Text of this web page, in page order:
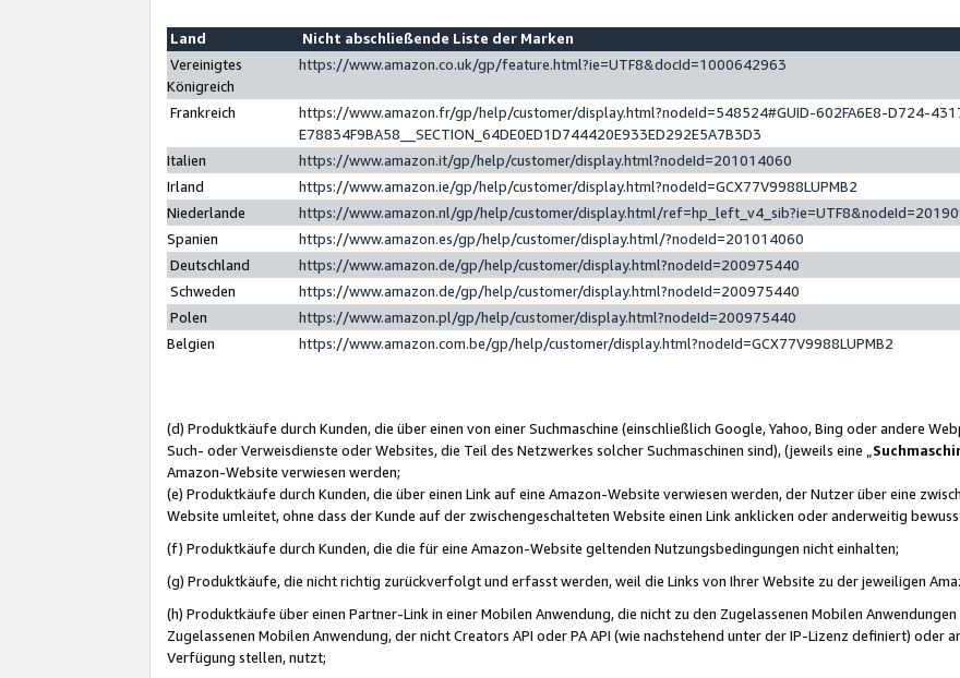
Land
Nicht abschließende Liste der Marken
Vereinigtes
Königreich
https://www.amazon.co.uk/gp/feature.html?ie=UTF8&docId=1000642963
Frankreich
https://www.amazon.fr/gp/help/customer/display.html?nodeId=548524#GUID-602FA6E8-D724-
E78834F9BA58__SECTION_64DE0ED1D744420E933ED292E5A7B3D3
Italien
https://www.amazon.it/gp/help/customer/display.html?nodeId=201014060
Irland
https://www.amazon.ie/gp/help/customer/display.html?nodeId=GCX77V9988LUPMB2
Niederlande
https://www.amazon.nl/gp/help/customer/display.html/
Spanien
https://www.amazon.es/gp/help/customer/display.html/?nodeId=201014060
Deutschland
https://www.amazon.de/gp/help/customer/display.html?nodeId=200975440
Schweden
https://www.amazon.de/gp/help/customer/display.html?nodeId=200975440
Polen
https://www.amazon.pl/gp/help/customer/display.html?nodeId=200975440
Belgien
https://www.amazon.com.be/gp/help/customer/display.html?nodeId=GCX77V9988LUPMB2
(d) Produktkäufe durch Kunden, die über einen von einer Suchmaschine (einschließlich Google, Yahoo, Bing oder andere
Such- oder Verweisdienste oder Websites, die Teil des Netzwerkes solcher Suchmaschinen sind), (jeweils eine „
Amazon-Website verwiesen werden;
(e) Produktkäufe durch Kunden, die über einen Link auf eine Amazon-Website verwiesen werden, der Nutzer über eine
Website umleitet, ohne dass der Kunde auf der zwischengeschalteten Website einen Link anklicken oder anderweitig
(f) Produktkäufe durch Kunden, die die für eine Amazon-Website geltenden Nutzungsbedingungen nicht einhalten;
(g) Produktkäufe, die nicht richtig zurückverfolgt und erfasst werden, weil die Links von Ihrer Website zu der jeweiligen
(h) Produktkäufe über einen Partner-Link in einer Mobilen Anwendung, die nicht zu den Zugelassenen Mobilen
Zugelassenen Mobilen Anwendung, der nicht Creators API oder PA API (wie nachstehend unter der IP-Lizenz definiert) oder
Verfügung stellen, nutzt;